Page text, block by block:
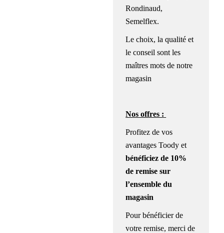
Rondinaud,
Semelflex.
Le choix, la qualité et
le conseil sont les
maîtres mots de notre
magasin
Nos offres :
Profitez de vos
avantages Toody et
bénéficiez de 10%
de remise sur
l’ensemble du
magasin
Pour bénéficier de
votre remise, merci de